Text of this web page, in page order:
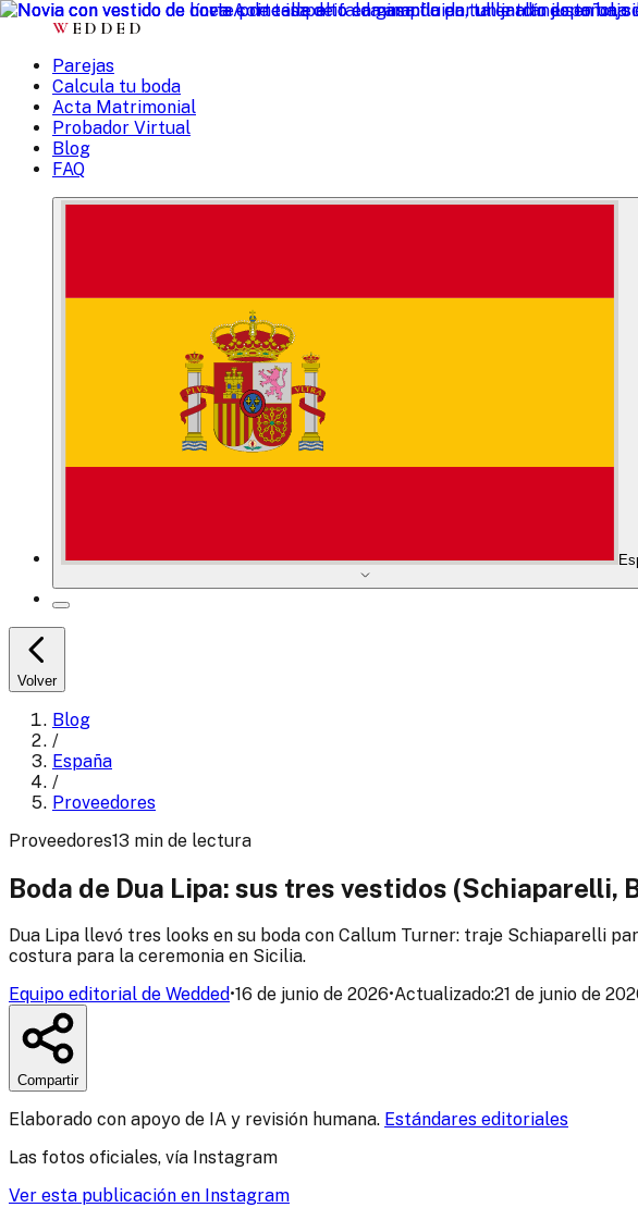
W EDDED
Parejas
Calcula tu boda
Acta Matrimonial
Probador Virtual
Blog
FAQ
Volver
Blog
/
España
/
Proveedores
Proveedores13 min de lectura
Boda de Dua Lipa: sus tres vestidos (Schiaparelli,
Dua Lipa llevó tres looks en su boda con Callum Turner: traje Schiaparelli
costura para la ceremonia en Sicilia.
Equipo editorial de Wedded•16 de junio de 2026•Actualizado:21 de junio de
Compartir
Elaborado con apoyo de IA y revisión humana. Estándares editoriales
Las fotos oficiales, vía Instagram
Ver esta publicación en Instagram